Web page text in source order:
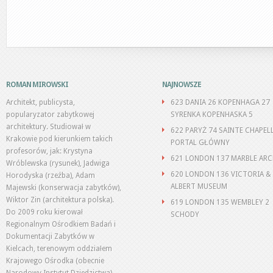
ROMAN MIROWSKI
Architekt, publicysta,
popularyzator zabytkowej
architektury. Studiował w
Krakowie pod kierunkiem takich
profesorów, jak: Krystyna
Wróblewska (rysunek), Jadwiga
Horodyska (rzeźba), Adam
Majewski (konserwacja zabytków),
Wiktor Zin (architektura polska).
Do 2009 roku kierował
Regionalnym Ośrodkiem Badań i
Dokumentacji Zabytków w
Kielcach, terenowym oddziałem
Krajowego Ośrodka (obecnie
NAJNOWSZE
623 DANIA 26 KOPENHAGA 27
SYRENKA KOPENHASKA 5
622 PARYŻ 74 SAINTE
PORTAL GŁÓWNY
621 LONDON 137 MARBLE
620 LONDON 136 VICTORIA &
ALBERT MUSEUM
619 LONDON 135 WEMBLEY 2
SCHODY